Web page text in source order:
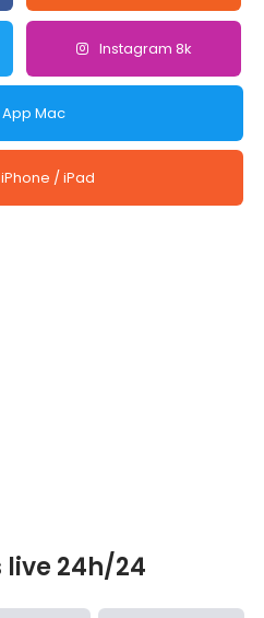
Instagram 8k
App Mac
/ iPad
live 24h/24